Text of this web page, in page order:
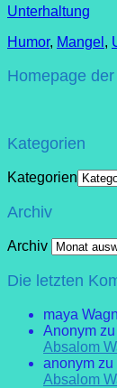
Unterhaltung
Humor, Mangel ,
Homepage
Kategorien
Kategorien
Archiv
Archiv
Die letzten
maya
Anonym zu
Absalom
anonym zu
Absalom